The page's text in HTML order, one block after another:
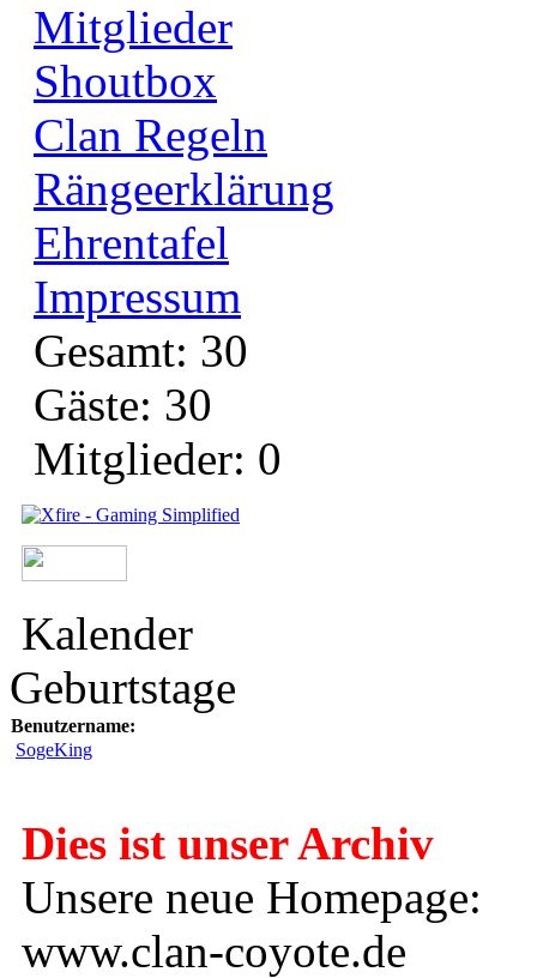
Mitglieder
Shoutbox
Clan Regeln
Rängeerklärung
Ehrentafel
Impressum
Gesamt: 30
Gäste: 30
Mitglieder: 0
Kalender
Geburtstage
Benutzername:
SogeKing
Dies ist unser Archiv
Unsere neue Homepage:
www.clan-coyote.de